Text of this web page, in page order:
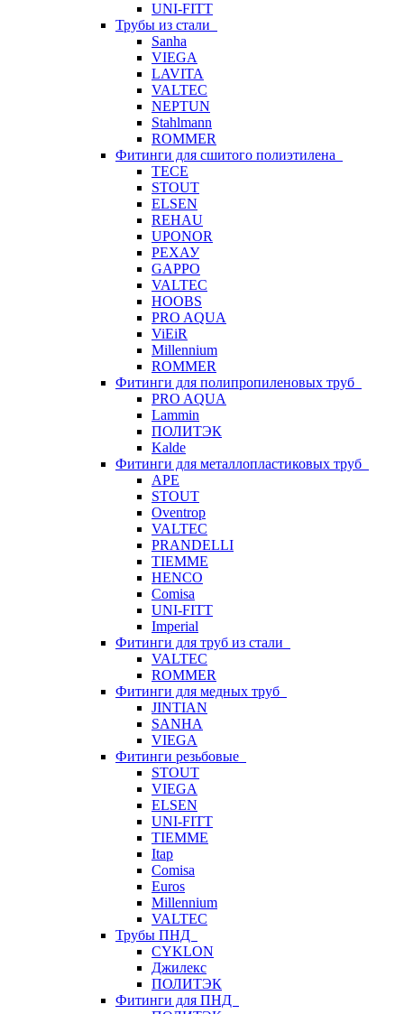
UNI-FITT
Трубы из стали
Sanha
VIEGA
LAVITA
VALTEC
NEPTUN
Stahlmann
ROMMER
Фитинги для сшитого полиэтилена
TECE
STOUT
ELSEN
REHAU
UPONOR
РЕХАУ
GAPPO
VALTEC
HOOBS
PRO AQUA
ViEiR
Millennium
ROMMER
Фитинги для полипропиленовых труб
PRO AQUA
Lammin
ПОЛИТЭК
Kalde
Фитинги для металлопластиковых труб
APE
STOUT
Oventrop
VALTEC
PRANDELLI
TIEMME
HENCO
Comisa
UNI-FITT
Imperial
Фитинги для труб из стали
VALTEC
ROMMER
Фитинги для медных труб
JINTIAN
SANHA
VIEGA
Фитинги резьбовые
STOUT
VIEGA
ELSEN
UNI-FITT
TIEMME
Itap
Comisa
Euros
Millennium
VALTEC
Трубы ПНД
CYKLON
Джилекс
ПОЛИТЭК
Фитинги для ПНД